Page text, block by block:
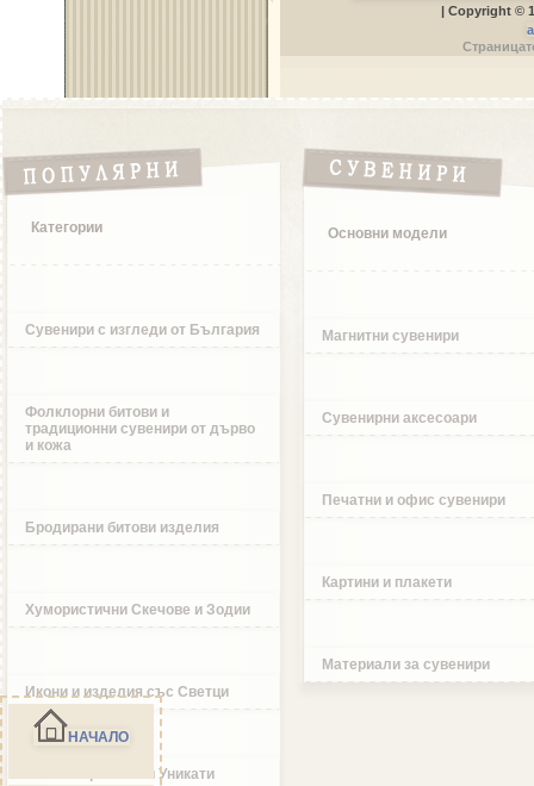
| Copyright ©
Категории
Сувенири с изгледи от България
Фолклорни битови и
традиционни сувенири от дърво
и кожа
Бродирани битови изделия
Хумористични Скечове и Зодии
Икони и изделия със Светци
Ръчно изработени Уникати
Основни модели
Магнитни сувенири
Сувенирни аксесоари
Печатни и офис сувенири
Картини и плакети
Материали за сувенири
НАЧАЛО